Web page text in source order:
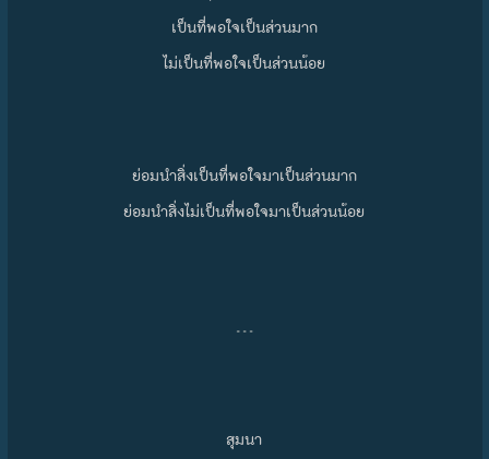
เป็นที่พอใจเป็นส่วนมาก
ไม่เป็นที่พอใจเป็นส่วนน้อย
ย่อมนำสิ่งเป็นที่พอใจมาเป็นส่วนมาก
ย่อมนำสิ่งไม่เป็นที่พอใจมาเป็นส่วนน้อย
…
สุมนา